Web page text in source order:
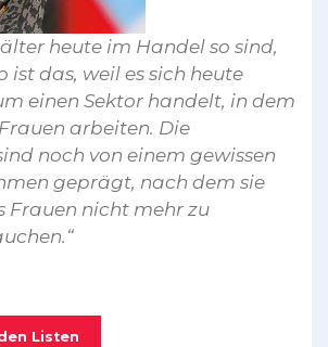
heute im Handel so sind,
ist das, weil es sich heute
einen Sektor handelt, in dem
arbeiten. Die
noch von einem gewissen
geprägt, nach dem sie
Frauen nicht mehr zu
Listen